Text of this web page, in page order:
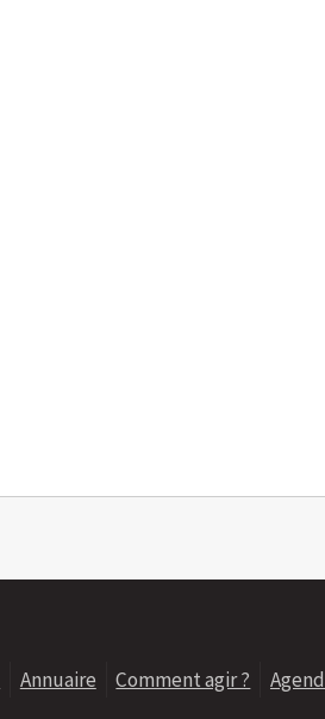
Annuaire Comment agir ?